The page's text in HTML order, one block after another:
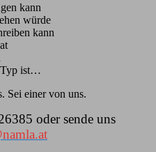
kann
würde
kann
Typ ist…
Sei einer von uns.
oder sende uns